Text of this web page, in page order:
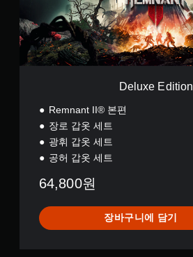
i
t
i
n
Deluxe Edition
Remnant II® 본편
장로 갑옷 세트
광휘 갑옷 세트
공허 갑옷 세트
64,800원
장바구니에 담기